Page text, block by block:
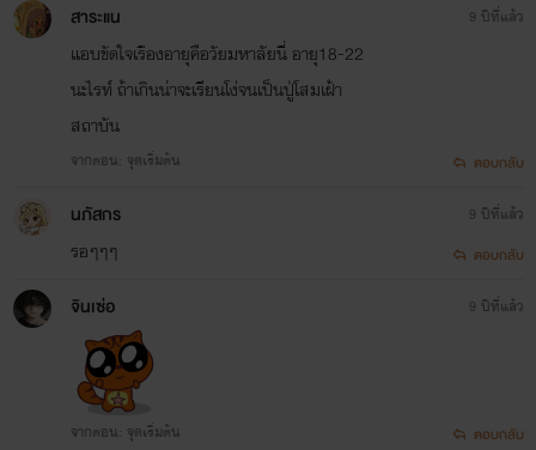
สาระแน
แอบขัดใจเรืองอายุคือวัยมหาลัยนี่ อายุ18-22
นะไรท์ ถ้าเกินน่าจะเรียนโง่จนเป็นปู่โสมเฝ้า
สถาบัน
จากตอน: จุดเริ่มต้น
9 ปีที่แล้ว
ตอบกลับ
นภัสกร
รอๆๆๆ
9 ปีที่แล้ว
ตอบกลับ
จินเซ่อ
จากตอน: จุดเริ่มต้น
9 ปีที่แล้ว
ตอบกลับ